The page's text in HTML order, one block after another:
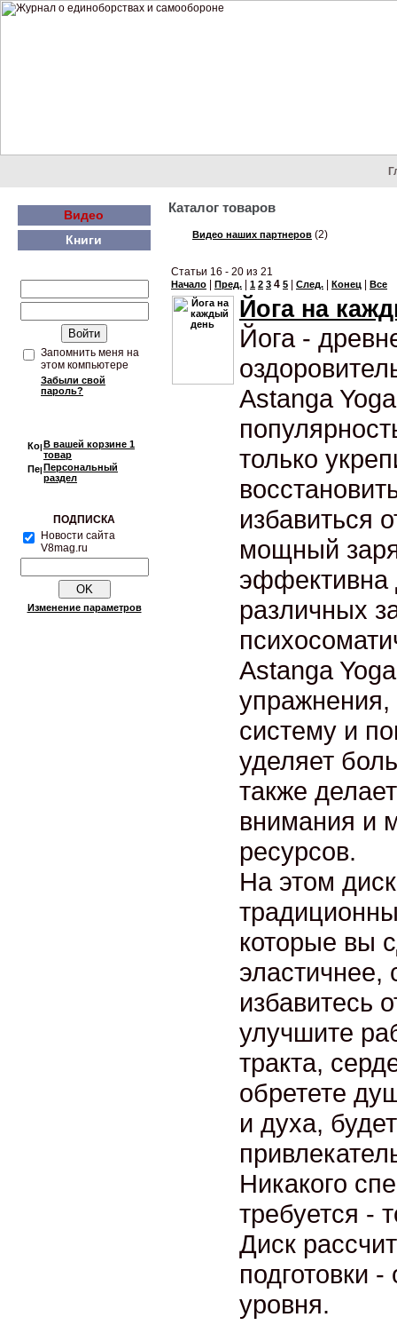
Видео
Книги
Запомнить меня на
этом компьютере
Забыли свой
пароль?
В вашей корзине 1
товар
Персональный
раздел
ПОДПИСКА
Новости сайта
V8mag.ru
Изменение параметров
Каталог товаров
Видео наших партнеров (2)
Статьи 16 - 20 из 21
Начало Пред. 1 2 3 4 5 След. Конец Все
Йога на
Йога -
Astanga
только
избавиться
мощный
эффективна
различных
Astanga
систему и
уделяет
также
внимания и
ресурсов.
На этом
которые вы
избавитесь
улучшите
тракта,
обретете
и духа,
Никакого
требуется -
Диск
подготовки
уровня.